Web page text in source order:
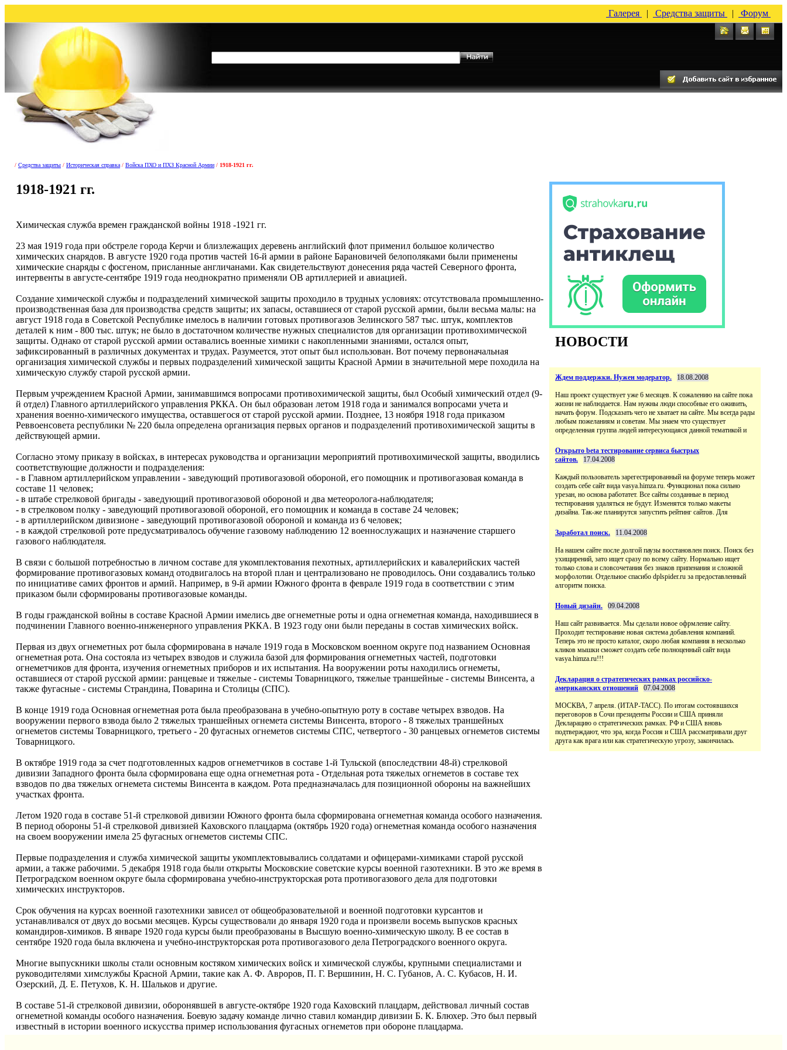
Галерея | Средства защиты | Форум
/ Средства защиты / Историческая справка / Войска ПХО и ПХЗ Красной Армии / 1918-1921 гг.
1918-1921 гг.
Химическая служба времен гражданской войны 1918 -1921 гг.
23 мая 1919 года при обстреле города Керчи и близлежащих деревень английский флот применил большое количество
химических снарядов. В августе 1920 года против частей 16-й армии в районе Барановичей белополяками были применены
химические снаряды с фосгеном, присланные англичанами. Как свидетельствуют донесения ряда частей Северного фронта,
интервенты в августе-сентябре 1919 года неоднократно применяли ОВ артиллерией и авиацией.
Создание химической службы и подразделений химической защиты проходило в трудных условиях: отсутствовала промышленно-
производственная база для производства средств защиты; их запасы, оставшиеся от старой русской армии, были весьма малы: на
август 1918 года в Советской Республике имелось в наличии готовых противогазов Зелинского 587 тыс. штук, комплектов
деталей к ним - 800 тыс. штук; не было в достаточном количестве нужных специалистов для организации противохимической
защиты. Однако от старой русской армии оставались военные химики с накопленными знаниями, остался опыт,
зафиксированный в различных документах и трудах. Разумеется, этот опыт был использован. Вот почему первоначальная
организация химической службы и первых подразделений химической защиты Красной Армии в значительной мере походила на
химическую службу старой русской армии.
Первым учреждением Красной Армии, занимавшимся вопросами противохимической защиты, был Особый химический отдел (9-
й отдел) Главного артиллерийского управления РККА. Он был образован летом 1918 года и занимался вопросами учета и
хранения военно-химического имущества, оставшегося от старой русской армии. Позднее, 13 ноября 1918 года приказом
Реввоенсовета республики № 220 была определена организация первых органов и подразделений противохимической защиты в
действующей армии.
Согласно этому приказу в войсках, в интересах руководства и организации мероприятий противохимической защиты, вводились
соответствующие должности и подразделения:
- в Главном артиллерийском управлении - заведующий противогазовой обороной, его помощник и противогазовая команда в
составе 11 человек;
- в штабе стрелковой бригады - заведующий противогазовой обороной и два метеоролога-наблюдателя;
- в стрелковом полку - заведующий противогазовой обороной, его помощник и команда в составе 24 человек;
- в артиллерийском дивизионе - заведующий противогазовой обороной и команда из 6 человек;
- в каждой стрелковой роте предусматривалось обучение газовому наблюдению 12 военнослужащих и назначение старшего
газового наблюдателя.
В связи с большой потребностью в личном составе для укомплектования пехотных, артиллерийских и кавалерийских частей
формирование противогазовых команд отодвигалось на второй план и централизовано не проводилось. Они создавались только
по инициативе самих фронтов и армий. Например, в 9-й армии Южного фронта в феврале 1919 года в соответствии с этим
приказом были сформированы противогазовые команды.
В годы гражданской войны в составе Красной Армии имелись две огнеметные роты и одна огнеметная команда, находившиеся в
подчинении Главного военно-инженерного управления РККА. В 1923 году они были переданы в состав химических войск.
Первая из двух огнеметных рот была сформирована в начале 1919 года в Московском военном округе под названием Основная
огнеметная рота. Она состояла из четырех взводов и служила базой для формирования огнеметных частей, подготовки
огнеметчиков для фронта, изучения огнеметных приборов и их испытания. На вооружении роты находились огнеметы,
оставшиеся от старой русской армии: ранцевые и тяжелые - системы Товарницкого, тяжелые траншейные - системы Винсента, а
также фугасные - системы Страндина, Поварина и Столицы (СПС).
В конце 1919 года Основная огнеметная рота была преобразована в учебно-опытную роту в составе четырех взводов. На
вооружении первого взвода было 2 тяжелых траншейных огнемета системы Винсента, второго - 8 тяжелых траншейных
огнеметов системы Товарницкого, третьего - 20 фугасных огнеметов системы СПС, четвертого - 30 ранцевых огнеметов системы
Товарницкого.
В октябре 1919 года за счет подготовленных кадров огнеметчиков в составе 1-й Тульской (впоследствии 48-й) стрелковой
дивизии Западного фронта была сформирована еще одна огнеметная рота - Отдельная рота тяжелых огнеметов в составе тех
взводов по два тяжелых огнемета системы Винсента в каждом. Рота предназначалась для позиционной обороны на важнейших
участках фронта.
Летом 1920 года в составе 51-й стрелковой дивизии Южного фронта была сформирована огнеметная команда особого назначения.
В период обороны 51-й стрелковой дивизией Каховского плацдарма (октябрь 1920 года) огнеметная команда особого назначения
на своем вооружении имела 25 фугасных огнеметов системы СПС.
Первые подразделения и служба химической защиты укомплектовывались солдатами и офицерами-химиками старой русской
армии, а также рабочими. 5 декабря 1918 года были открыты Московские советские курсы военной газотехники. В это же время в
Петроградском военном округе была сформирована учебно-инструкторская рота противогазового дела для подготовки
химических инструкторов.
Срок обучения на курсах военной газотехники зависел от общеобразовательной и военной подготовки курсантов и
устанавливался от двух до восьми месяцев. Курсы существовали до января 1920 года и произвели восемь выпусков красных
командиров-химиков. В январе 1920 года курсы были преобразованы в Высшую военно-химическую школу. В ее состав в
сентябре 1920 года была включена и учебно-инструкторская рота противогазового дела Петроградского военного округа.
Многие выпускники школы стали основным костяком химических войск и химической службы, крупными специалистами и
руководителями химслужбы Красной Армии, такие как А. Ф. Авроров, П. Г. Вершинин, Н. С. Губанов, А. С. Кубасов, Н. И.
Озерский, Д. Е. Петухов, К. Н. Шальков и другие.
В составе 51-й стрелковой дивизии, оборонявшей в августе-октябре 1920 года Каховский плацдарм, действовал личный состав
огнеметной команды особого назначения. Боевую задачу команде лично ставил командир дивизии Б. К. Блюхер. Это был первый
известный в истории военного искусства пример использования фугасных огнеметов при обороне плацдарма.
НОВОСТИ
Ждем поддержки. Нужен модератор. 18.08.2008
Наш проект существует уже 6 месяцев. К сожалению на сайте пока
жизни не наблюдается. Нам нужны люди способные его оживить,
начать форум. Подсказать чего не хватает на сайте. Мы всегда рады
любым пожеланиям и советам. Мы знаем что существует
определенная группа людей интересующаяся данной тематикой и
Открыто beta тестирование сервиса быстрых
сайтов.
17.04.2008
Каждый пользователь зарегестрированный на форуме теперь может
создать себе сайт вида vasya.himza.ru. Функционал пока сильно
урезан, но основа работатет. Все сайты созданные в период
тестирования удаляться не будут. Изменятся только макеты
дизайна. Так-же планирутся запустить рейтинг сайтов. Для
Заработал поиск. 11.04.2008
На нашем сайте после долгой паузы восстановлен поиск. Поиск без
ухищирений, зато ищет сразу по всему сайту. Нормально ищет
только слова и словсочетания без знаков припенания и сложной
морфолотии. Отдельное спасибо dplspider.ru за предоставленный
алгоритм поиска.
Новый дизайн. 09.04.2008
Наш сайт развивается. Мы сделали новое офрмление сайту.
Проходит тестирование новая система добавления компаний.
Теперь это не просто каталог, скоро любая компания в несколько
кликов мышки сможет создать себе полноценный сайт вида
vasya.himza.ru!!!
Декларация о стратегических рамках российско-
американских отношений
07.04.2008
МОСКВА, 7 апреля. (ИТАР-ТАСС). По итогам состоявшихся
переговоров в Сочи президенты России и США приняли
Декларацию о стратегических рамках. РФ и США вновь
подтверждают, что эра, когда Россия и США рассматривали друг
друга как врага или как стратегическую угрозу, закончилась.